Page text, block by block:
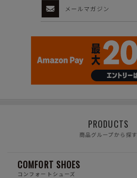
メールマガジン
PRODUCTS
商品グループから探す
COMFORT SHOES
コンフォートシューズ